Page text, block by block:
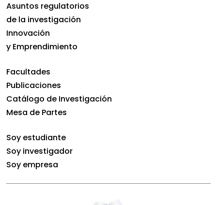
Asuntos regulatorios
de la investigación
Innovación
y Emprendimiento
Facultades
Publicaciones
Catálogo de Investigación
Mesa de Partes
Soy estudiante
Soy investigador
Soy empresa